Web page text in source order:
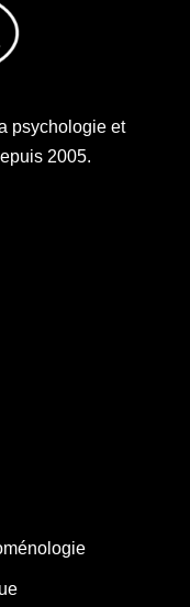
psychologie et
2005.